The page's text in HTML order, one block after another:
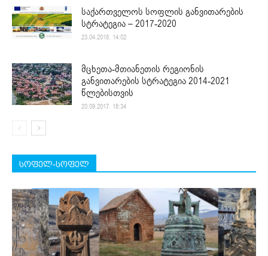
საქართველოს სოფლის განვითარების
სტრატეგია – 2017-2020
23.04.2018. 14:02
მცხეთა-მთიანეთის რეგიონის
განვითარების სტრატეგია 2014-2021
წლებისთვის
20.09.2017. 18:34
სოფელ-სოფელ